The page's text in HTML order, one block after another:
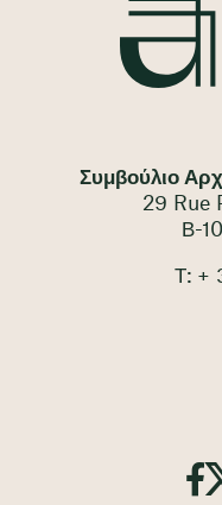
Συμβούλιο
29 Rue
Β-
Τ: +